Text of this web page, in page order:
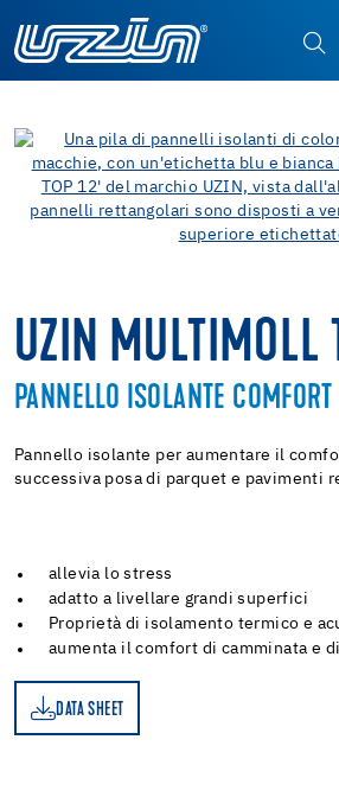
UZIN MULTIMOLL
PANNELLO ISOLANTE COMFORT
Pannello isolante per aumentare il
successiva posa di parquet e pavimenti
allevia lo stress
adatto a livellare grandi superfici
Proprietà di isolamento termico e
aumenta il comfort di camminata e
DATA SHEET